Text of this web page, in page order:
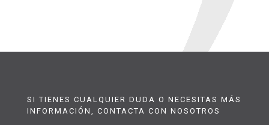
SI TIENES CUALQUIER DUDA O NECESITAS MÁS
INFORMACIÓN, CONTACTA CON NOSOTROS